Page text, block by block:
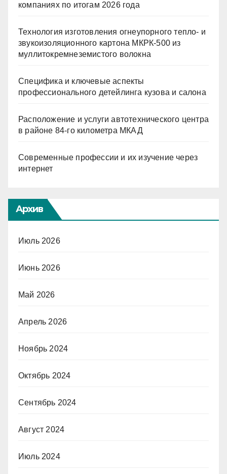
компаниях по итогам 2026 года
Технология изготовления огнеупорного тепло- и
звукоизоляционного картона МКРК-500 из
муллитокремнеземистого волокна
Специфика и ключевые аспекты
профессионального детейлинга кузова и салона
Расположение и услуги автотехнического центра
в районе 84-го километра МКАД
Современные профессии и их изучение через
интернет
Архив
Июль 2026
Июнь 2026
Май 2026
Апрель 2026
Ноябрь 2024
Октябрь 2024
Сентябрь 2024
Август 2024
Июль 2024